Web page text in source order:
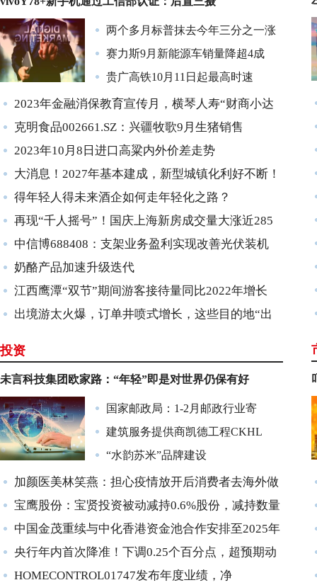
两个多月标普抹去今年三分之一涨
赛力斯9月新能源车销量降超4成
贵广高铁10月11日起最高时速
2023年金融消保教育宣传月，横琴人寿“财商小达
克明食品002661.SZ：兴疆牧歌9月生猪销售
2023年10月8日进口高粱内外价差走势
大消息！2027年基本建成，新型城镇化利好不断！
得年轻人得未来酒企如何走年轻化之路？
再现“千人摇号”！国庆上海新房成交量大涨近285
中信博688408：支架业务盈利实现改善光伏装机
奶酪产品加速升级迭代
江西鹰潭“双节”期间游客接待量同比2022年增长
出境游太火爆，订单井喷式增长，这些目的地“出
投资
未言科技集团欧家路：“年轻”即是对世界仍保有好
国家邮政局：1-2月邮政行业寄
建筑服务提供商凯德工程CKHL
“水韵苏米”品牌建设
加颜医美林笑燕：担心疫情放开后消费者去海外做
医美
宝鹰股份：宝贤投资被动减持0.6%股份，减持数量
中国金茂重续与中化香港资金池合作安排至2025年
央行年内首次降准！下调0.25个百分点，超预期动
HOMECONTROL01747发布年度业绩，净